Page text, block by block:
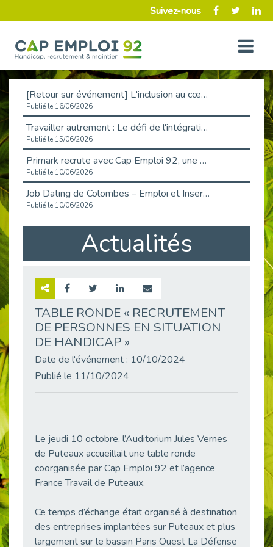
Suivez-nous
[Retour sur événement] L'inclusion au cœur de la Place de l'Emploi à La Défense !
Publié le 16/06/2026
Travailler autrement : Le défi de l'intégration des maladies chroniques en entreprise
Publié le 15/06/2026
Primark recrute avec Cap Emploi 92, une matinée couronnée de succès !
Publié le 10/06/2026
Job Dating de Colombes – Emploi et Insertion
Publié le 10/06/2026
Aborder l'entretien et la situation de handicap en toute confiance
Publié le 09/06/2026
Retour sur l’atelier « Optimiser sa recherche d’emploi »
Emploi & Handicap : Hachette Livre et Cap emploi 92 renforcent leur collaboration
Publié le 02/06/2026
Publié le 30/05/2026
« Confiance en soi et acceptation du handicap » : un levier puissant vers l’emploi
Publié le 21/05/2026
Publié le 18/05/2026
CAP EMPLOI 92 : L’inclusion portée à son sommet, bien au-delà des quotas
Actualités
TABLE RONDE « RECRUTEMENT
DE PERSONNES EN SITUATION
DE HANDICAP »
Date de l'événement : 10/10/2024
Publié le 11/10/2024
Le jeudi 10 octobre, l’Auditorium Jules Vernes
de Puteaux accueillait une table ronde
coorganisée par Cap Emploi 92 et l’agence
France Travail de Puteaux.
Ce temps d’échange était organisé à destination
des entreprises implantées sur Puteaux et plus
largement sur le bassin Paris Ouest La Défense